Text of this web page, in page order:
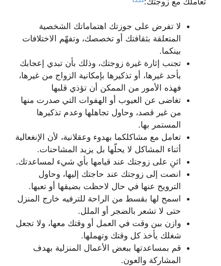
لا تفرض على جوزتك اهتماماتك الشخصية
المتعلقة بثقافتك أو تخصصك، وتفهّم الاختلافات
بينكما.
تجنب إثارة غيرة زوجتك، وذلك بأن تبدي إعجابك
بأحد غيرها، أو تذكيرها بإمكانية الزواج من غيرها،
فهذه الأمور من الممكن أن تؤذي قلبها
تغاضى عن العيوب أو الهفوات التي صدرت منها
من غير قصد، وحاول تجاهلها وعدم تذكيرها
المستمر بها.
تعامل مع مشاكلكما بهدوء وعقلانية، لأن الإنغعالية
أثناء المشاكل لا يحلّها بل يزيد المشاحنات.
اثنِ على زوجتك عند قيامها بأي شيء لمساعدتك.
انصت إلى زوجتك عند حاجتك إليها، وحاول
الترويح عنها في حال لاحظت بضيقها أو تعبها.
اسمح لها بقسط من الراحة للترفيه خارج المنزل
حتى لا تشعر بالضجر أو الملل.
وازن بين وقت في العمل أو وقتك معها، ولا تجعل
شغلك يأخذ كل وقتك وتهملها.
قم بمساعدتها ببعض الأعمال المنزلية بهدف
المشاركة والعون.